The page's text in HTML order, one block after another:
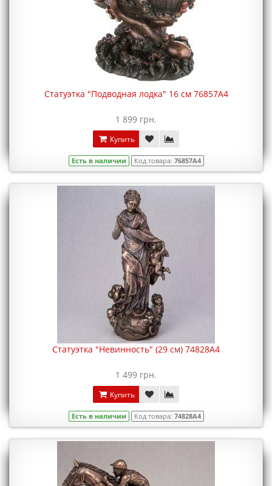
Статуэтка "Подводная лодка" 16 см 76857A4
1 899 грн.
Купить
Есть в наличии Код товара: 76857A4
Статуэтка "Невинность" (29 см) 74828A4
1 499 грн.
Купить
Есть в наличии Код товара: 74828A4